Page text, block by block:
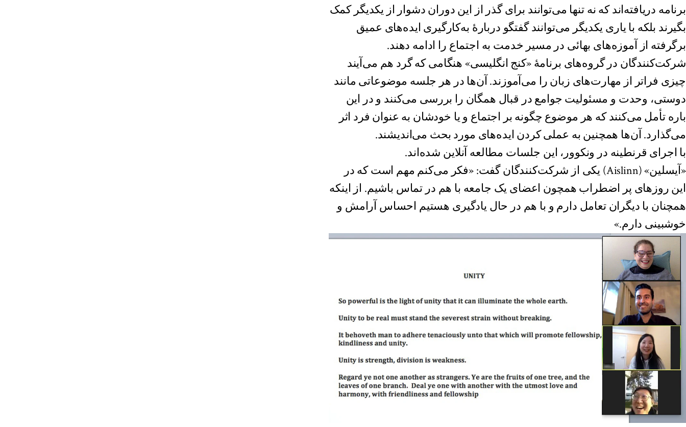
برنامه دریافته‌اند که نه تنها می‌‌توانند برای گذر از این دوران دشوار از یکدیگر کمک
بگیرند بلکه با یاری یکدیگر می‌توانند گفتگو دربارهٔ به‌کارگیری ایده‌های عمیق
برگرفته از آموزه‌های بهائی در مسیر خدمت به اجتماع را ادامه دهند.
شرکت‌کنندگان در گروه‌‌های برنامهٔ «کنج انگلیسی» هنگامی که گرد هم می‌آیند
چیزی فراتر از مهارت‌های زبان را می‌آموزند. آن‌ها در هر جلسه موضوعاتی مانند
دوستی، وحدت و مسئولیت جوامع در قبال همگان را بررسی می‌کنند و در این
باره تأمل می‌کنند که هر موضوع چگونه بر اجتماع و یا خودشان به عنوان فرد اثر
می‌گذارد. آن‌ها همچنین به عملی کردن ایده‌های مورد بحث می‌اندیشند.
با اجرای قرنطینه در ونکوور، این جلسات مطالعه آنلاین شده‌اند.
«آیسلین» (Aislinn) یکی از شرکت‌کنندگان گفت: «فکر می‌کنم مهم است که در
این روزهای پر اضطراب همچون اعضای یک جامعه با هم در تماس باشیم. از اینکه
همچنان با دیگران تعامل دارم و با هم در حال یادگیری هستیم احساس آرامش و
خوشبینی دارم.»